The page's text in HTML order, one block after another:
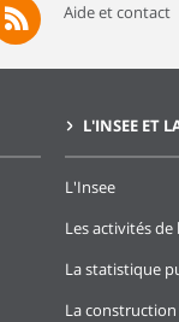
Aide et contact
L'INSEE ET
L'Insee
Les activités de
La statistique
La